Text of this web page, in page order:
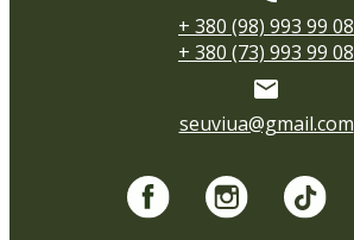
+ 380 (98) 993 99 08
+ 380 (73) 993 99 08
seuviua@gmail.com